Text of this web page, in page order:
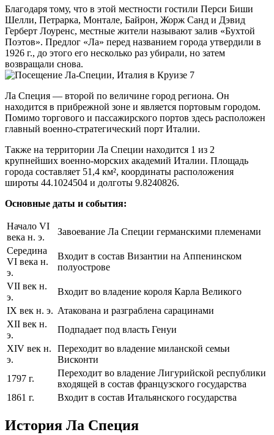
Благодаря тому, что в этой местности гостили Перси Биши
Шелли, Петрарка, Монтале, Байрон, Жорж Санд и Дэвид
Герберт Лоуренс, местные жители называют залив «Бухтой
Поэтов». Предлог «Ла» перед названием города утвердили в
1926 г., до этого его несколько раз убирали, но затем
возвращали снова.
Ла Специя — второй по величине город региона. Он
находится в прибрежной зоне и является портовым городом.
Помимо торгового и пассажирского портов здесь расположен
главный военно-стратегический порт Италии.
Также на территории Ла Специи находится 1 из 2
крупнейших военно-морских академий Италии. Площадь
города составляет 51,4 км², координаты расположения
широты 44.1024504 и долготы 9.8240826.
Основные даты и события:
Начало VI
века н. э.
Завоевание Ла Специи германскими племенами
Середина
VI века н.
э.
Входит в состав Византии на Аппенинском
полуострове
VII век н.
э.
Входит во владение короля Карла Великого
IX век н. э. Атакована и разграблена сарацинами
XII век н.
э.
Подпадает под власть Генуи
XIV век н.
э.
Переходит во владение миланской семьи
Висконти
1797 г.
Переходит во владение Лигурийской республики
входящей в состав французского государства
1861 г.
Входит в состав Итальянского государства
История Ла Специя